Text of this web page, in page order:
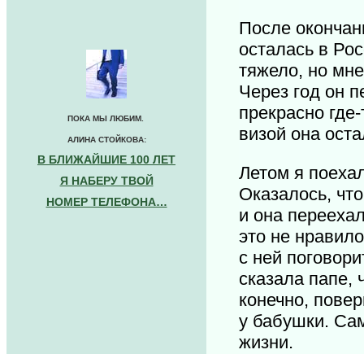
ПОКА МЫ ЛЮБИМ.
АЛИНА СТОЙКОВА:
В БЛИЖАЙШИЕ 100 ЛЕТ
Я НАБЕРУ ТВОЙ
НОМЕР ТЕЛЕФОНА…
После
осталась в
тяжело, но мне
Через год он
прекрасно
визой она
Летом я
Оказалось,
и она
это не
с ней
сказала папе,
конечно,
у бабушки.
жизни.